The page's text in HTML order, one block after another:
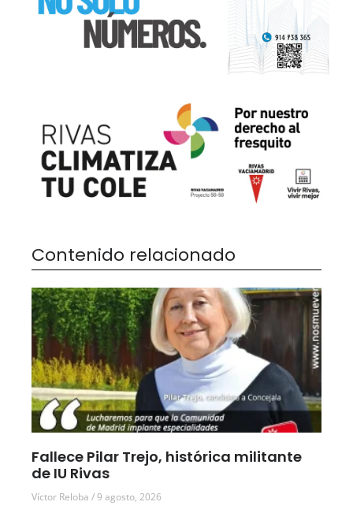
Contenido relacionado
Fallece Pilar Trejo, histórica militante
de IU Rivas
Víctor Reloba 9 agosto, 2026